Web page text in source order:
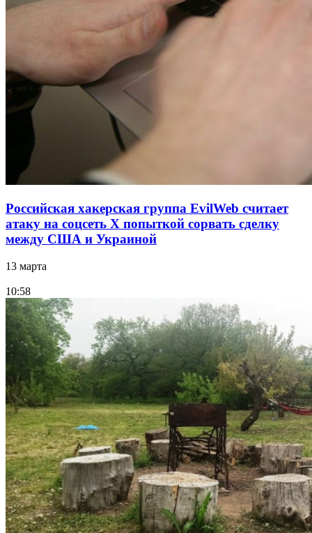
Российская хакерская группа EvilWeb считает
атаку на соцсеть Х попыткой сорвать сделку
между США и Украиной
13 марта
10:58